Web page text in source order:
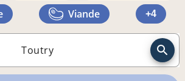
viande +4